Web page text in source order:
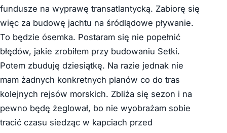
fundusze na wyprawę transatlantycką. Zabiorę się
więc za budowę jachtu na śródlądowe pływanie.
To będzie ósemka. Postaram się nie popełnić
błędów, jakie zrobiłem przy budowaniu Setki.
Potem zbuduję dziesiątkę. Na razie jednak nie
mam żadnych konkretnych planów co do tras
kolejnych rejsów morskich. Zbliża się sezon i na
pewno będę żeglował, bo nie wyobrażam sobie
tracić czasu siedząc w kapciach przed